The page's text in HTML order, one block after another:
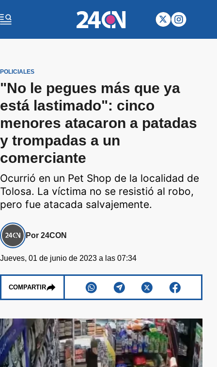
POLICIALES
"No le pegues más que ya
está lastimado": cinco
menores atacaron a patadas
y trompadas a un
comerciante
Ocurrió en un Pet Shop de la localidad de
Tolosa. La víctima no se resistió al robo,
pero fue atacada salvajemente.
Por 24CON
Jueves, 01 de junio de 2023 a las 07:34
COMPARTIR